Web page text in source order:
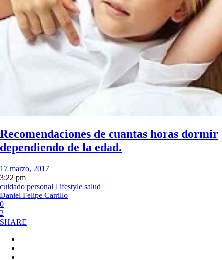
Recomendaciones de cuantas horas dormir
dependiendo de la edad.
17 marzo, 2017
3:22 pm
cuidado personal Lifestyle salud
Daniel Felipe Carrillo
0
2
SHARE